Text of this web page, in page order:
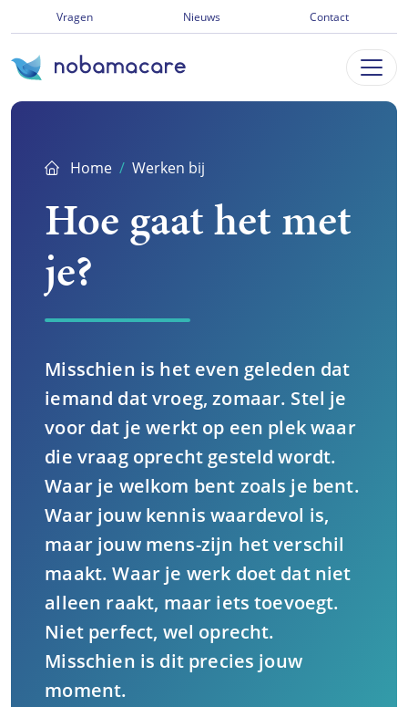
direct
naar
inhoud
Vragen Nieuws Contact
Home Werken bij
Hoe gaat het met
je?
Misschien is het even geleden dat
iemand dat vroeg, zomaar. Stel je
voor dat je werkt op een plek waar
die vraag oprecht gesteld wordt.
Waar je welkom bent zoals je bent.
Waar jouw kennis waardevol is,
maar jouw mens-zijn het verschil
maakt. Waar je werk doet dat niet
alleen raakt, maar iets toevoegt.
Niet perfect, wel oprecht.
Misschien is dit precies jouw
moment.